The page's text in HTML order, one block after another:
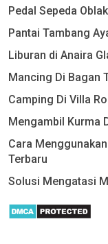
Pedal Sepeda Oblak
Pantai Tambang
Liburan di Anaira
Mancing Di Bagan
Camping Di Villa
Mengambil Kurma
Cara
Terbaru
Solusi Mengatasi